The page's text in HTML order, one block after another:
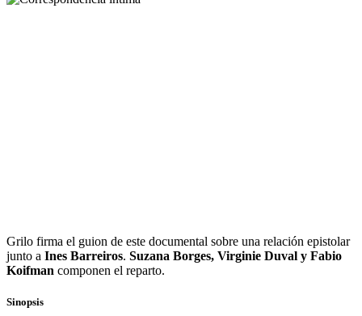
Grilo firma el guion de este documental sobre una relación epistolar
junto a Ines Barreiros. Suzana Borges, Virginie Duval y Fabio
Koifman componen el reparto.
Sinopsis